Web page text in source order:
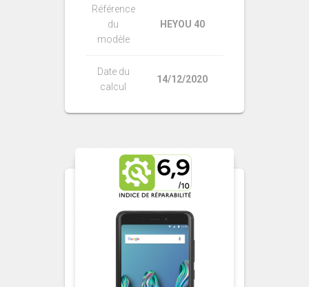
Référence
du
modèle
HEYOU 40
Date du
calcul
14/12/2020